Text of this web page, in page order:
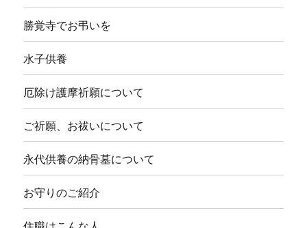
開
勝覚寺でお弔いを
水子供養
厄除け護摩祈願について
ご祈願、お祓いについて
永代供養の納骨墓について
お守りのご紹介